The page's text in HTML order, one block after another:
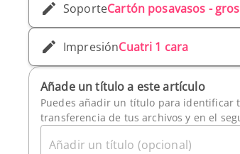
SoporteCartón posavasos -
ImpresiónCuatri 1 cara
Añade un título a este artículo
Puedes añadir un título para identificar
transferencia de tus archivos y en el
Añadir un título (opcional)